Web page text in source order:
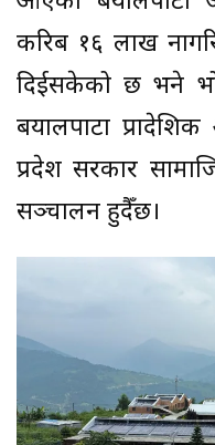
करिब १६ लाख
दिईसकेको छ भने
बयालपाटा
प्रदेश सरकार
सञ्चालन हुदैँछ।